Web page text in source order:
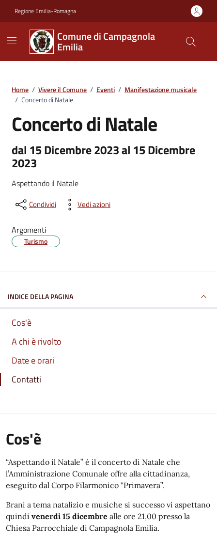
Regione Emilia-Romagna
Comune di Campagnola
Emilia
Home / Vivere il Comune / Eventi / Manifestazione musicale
/ Concerto di Natale
Concerto di Natale
dal 15 Dicembre 2023 al 15 Dicembre
2023
Aspettando il Natale
Condividi Vedi azioni
Argomenti
Turismo
INDICE DELLA PAGINA
Cos'è
A chi è rivolto
Date e orari
Contatti
Cos'è
“Aspettando il Natale” è il concerto di Natale che
l’Amministrazione Comunale offre alla cittadinanza,
eseguito dal Corpo Filarmonico “Primavera”.
Brani a tema natalizio e musiche si successo vi aspettano
quindi venerdì 15 dicembre alle ore 21,00 presso la
Chiesa Parrocchiale di Campagnola Emilia.